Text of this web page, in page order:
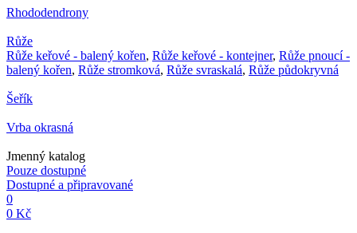
Rhododendrony
Růže
Růže keřové - balený kořen, Růže keřové - kontejner, Růže pnoucí -
balený kořen, Růže stromková, Růže svraskalá, Růže půdokryvná
Šeřík
Vrba okrasná
Jmenný katalog
Pouze dostupné
Dostupné a připravované
0
0 Kč